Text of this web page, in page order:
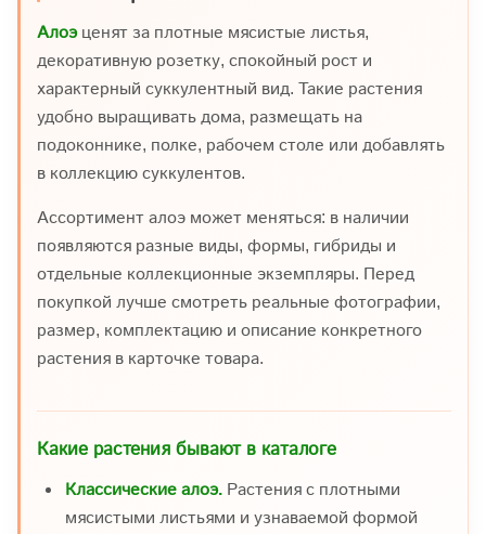
Алоэценят за плотные мясистые листья,
декоративную розетку, спокойный рост и
характерный суккулентный вид. Такие растения
удобно выращивать дома, размещать на
подоконнике, полке, рабочем столе или добавлять
в коллекцию суккулентов.
Ассортимент алоэ может меняться: в наличии
появляются разные виды, формы, гибриды и
отдельные коллекционные экземпляры. Перед
покупкой лучше смотреть реальные фотографии,
размер, комплектацию и описание конкретного
растения в карточке товара.
Какие растения бывают в каталоге
Классические алоэ. Растения с плотными
мясистыми листьями и узнаваемой формой